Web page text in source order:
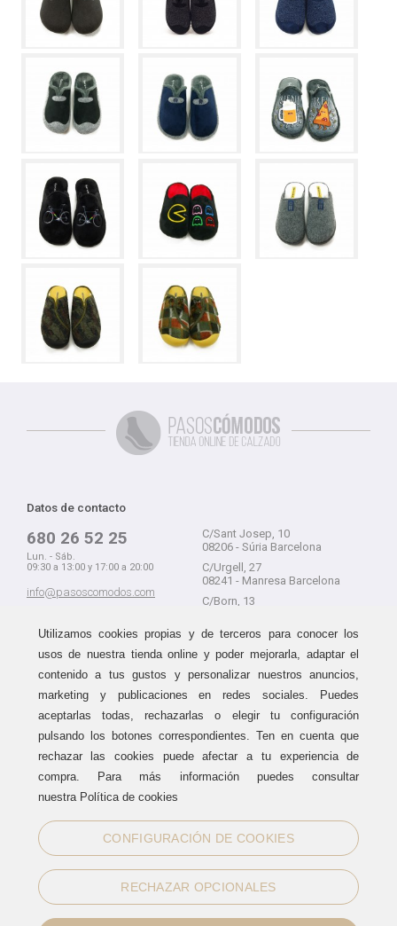
Datos de contacto
680 26 52 25
Lun. - Sáb.
09:30 a 13:00 y 17:00 a 20:00
info@pasoscomodos.com
C/Sant Josep, 10
08206 - Súria Barcelona
C/Urgell, 27
08241 - Manresa Barcelona
C/Born, 13
Guía de compra
Métodos de envío
Área de clientes
Devolución sin problemas
Haz tus compras sin miedo a
equivocarte:
aceptamos devolucionesdurante
15 días.
Sellos de confianza
Utilizamos cookies propias y de terceros para conocer los
usos de nuestra tienda online y poder mejorarla, adaptar el
contenido a tus gustos y personalizar nuestros anuncios,
marketing y publicaciones en redes sociales. Puedes
aceptarlas todas, rechazarlas o elegir tu configuración
pulsando los botones correspondientes. Ten en cuenta que
rechazar las cookies puede afectar a tu experiencia de
compra. Para más información puedes consultar
nuestra Política de cookies
CONFIGURACIÓN DE COOKIES
RECHAZAR OPCIONALES